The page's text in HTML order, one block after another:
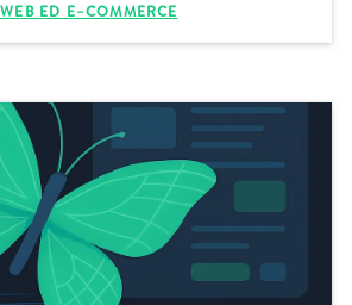
ED E–COMMERCE